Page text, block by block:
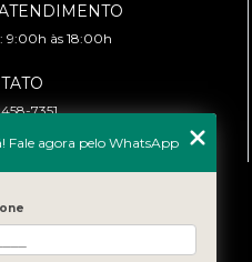
9:00h às 18:00h
7351
Fale agora pelo WhatsApp